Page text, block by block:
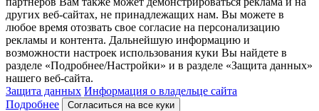
других веб-сайтах, не принадлежащих нам. Вы можете в
любое время отозвать свое согласие на персонализацию
рекламы и контента. Дальнейшую информацию и
возможности настроек использования куки Вы найдете в
разделе «Подробнее/Настройки» и в разделе «Защита данных»
нашего веб-сайта.
Защита данных Информация о владельце сайта
Подробнее
Согласиться на все куки